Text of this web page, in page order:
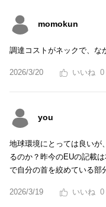
momokun
調達コストがネックで、な
2026/3/20 0
you
地球環境にとっては良いが
るのか？昨今のEUの記載
で自分の首を絞めている部
2026/3/19 0